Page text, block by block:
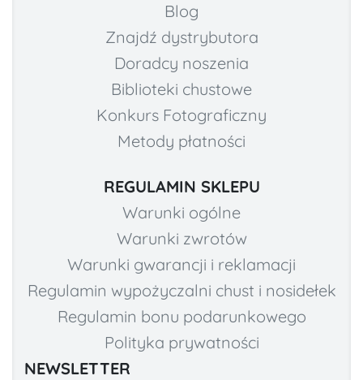
Blog
Znajdź dystrybutora
Doradcy noszenia
Biblioteki chustowe
Konkurs Fotograficzny
Metody płatności
REGULAMIN SKLEPU
Warunki ogólne
Warunki zwrotów
Warunki gwarancji i reklamacji
Regulamin wypożyczalni chust i nosidełek
Regulamin bonu podarunkowego
Polityka prywatności
NEWSLETTER